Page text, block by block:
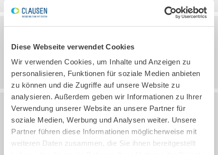
Diese Webseite verwendet Cookies
Wir verwenden Cookies, um Inhalte und Anzeigen zu
personalisieren, Funktionen für soziale Medien anbieten
zu können und die Zugriffe auf unsere Website zu
analysieren. Außerdem geben wir Informationen zu Ihrer
Verwendung unserer Website an unsere Partner für
soziale Medien, Werbung und Analysen weiter. Unsere
Partner führen diese Informationen möglicherweise mit
weiteren Daten zusammen, die Sie ihnen bereitgestellt
Offene Stellen
30.04.2021, 10:42
Wasserdichte Container und Sandfänge